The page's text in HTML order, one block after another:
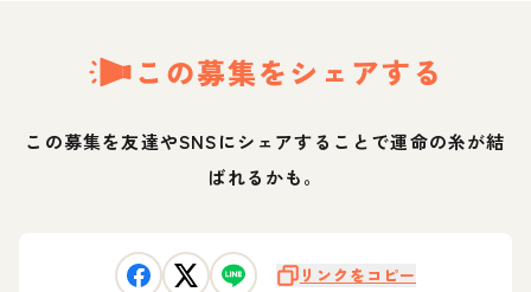
この募集をシェアする
この募集を友達やSNSにシェアすることで運命の糸が結
ばれるかも。
リンクをコピー